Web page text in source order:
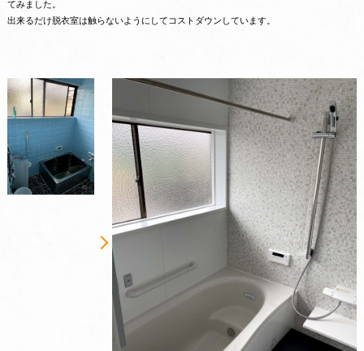
てみました。
出来るだけ脱衣室は触らないようにしてコストダウンしています。